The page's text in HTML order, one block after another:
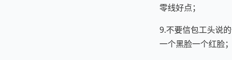
零线好点；
9.不要信包工头说
一个黑脸一个红脸；